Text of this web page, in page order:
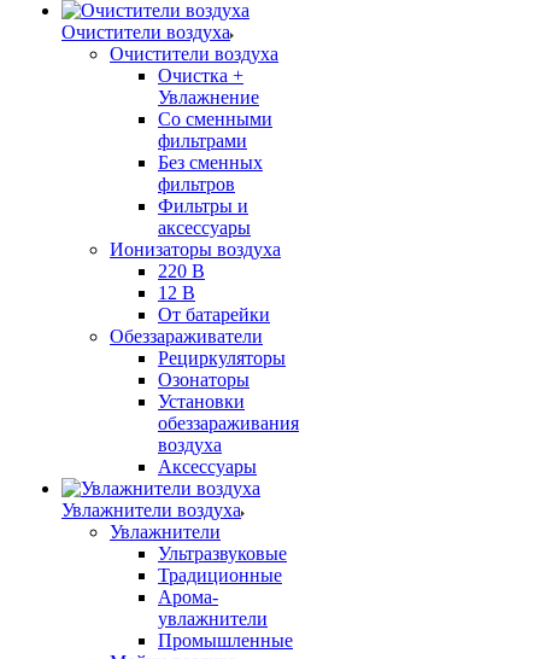
Очистители воздуха
Очистители воздуха
Очистка +
Увлажнение
Cо сменными
фильтрами
Без сменных
фильтров
Фильтры и
аксессуары
Ионизаторы воздуха
220 В
12 В
От батарейки
Обеззараживатели
Рециркуляторы
Озонаторы
Установки
обеззараживания
воздуха
Аксессуары
Увлажнители воздуха
Увлажнители
Ультразвуковые
Традиционные
Арома-
увлажнители
Промышленные